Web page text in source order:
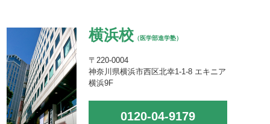
横浜校 （医学部進学塾）
〒220-0004
神奈川県横浜市西区北幸1-1-8 エキニア
横浜9F
0120-04-9179